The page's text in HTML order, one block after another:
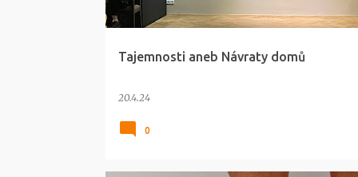
ě
Tajemnosti aneb Návraty domů
20.4.24
0